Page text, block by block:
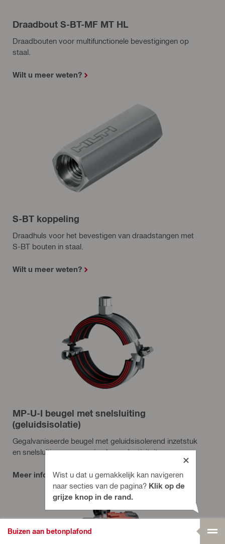
Buizen aan betonplafond
Wist u dat u gemakkelijk kan navigeren
naar secties van de pagina? Klik op de
grijze knop in de rand.
Draadbout S-BT-MF MT HL
Draadbouten voor multifunctionele bevestigingen op
staal.
Wilt u meer weten?
S-BT koppeling
Draadhuls voor het bevestigen van draadstangen met
S-BT bouten in staal.
Wilt u meer weten?
MP-U-I beugel met snelsluiting
(geluidsisolatie)
Gegalvaniseerde beugel met geluidsisolerend inzetstuk
en snelsluiting voor maximale productiviteit.
Meer informatie